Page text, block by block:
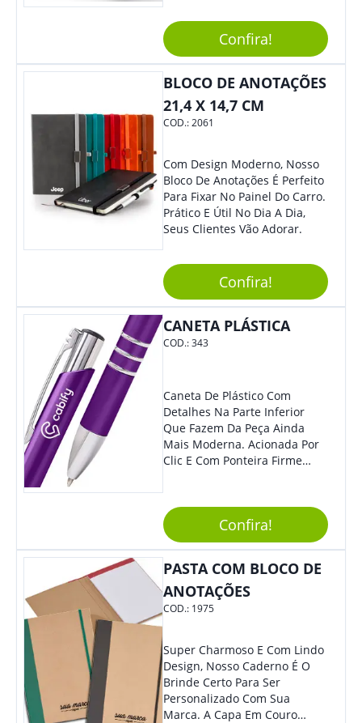
Sua Empresa Em Eventos,
Reuniões Corporativas Ou Até
Mesmo Para Presentear
Colaboradores E Parceiros De
Sua Empresa.
Confira!
BLOCO DE ANOTAÇÕES
21,4 X 14,7 CM
COD.:2061
Com Design Moderno, Nosso
Bloco De Anotações É Perfeito
Para Fixar No Painel Do Carro.
Prático E Útil No Dia A Dia,
Seus Clientes Vão Adorar.
Confira!
CANETA PLÁSTICA
COD.:343
Caneta De Plástico Com
Detalhes Na Parte Inferior
Que Fazem Da Peça Ainda
Mais Moderna. Acionada Por
Clic E Com Ponteira Firme
Confira!
PASTA COM BLOCO DE
ANOTAÇÕES
COD.: 1975
Super Charmoso E Com Lindo
Design, Nosso Caderno É O
Brinde Certo Para Ser
Personalizado Com Sua
Marca. A Capa Em Couro